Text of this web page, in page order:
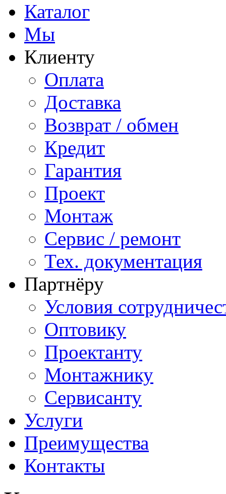
Каталог
Мы
Клиенту
Оплата
Доставка
Возврат / обмен
Кредит
Гарантия
Проект
Монтаж
Сервис / ремонт
Тех. документация
Партнёру
Условия
Оптовику
Проектанту
Монтажнику
Сервисанту
Услуги
Преимущества
Контакты